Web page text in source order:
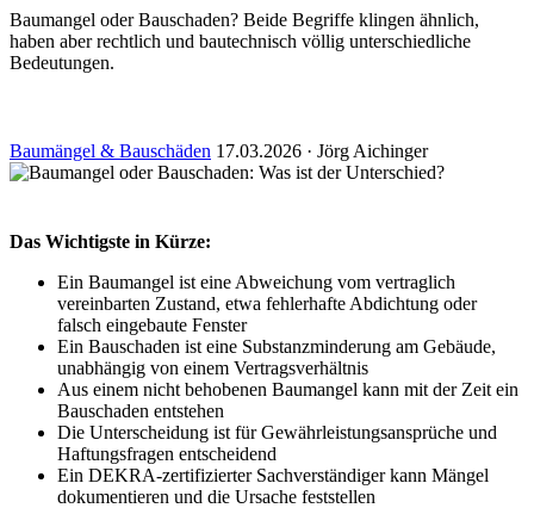
Baumangel oder Bauschaden? Beide Begriffe klingen ähnlich,
haben aber rechtlich und bautechnisch völlig unterschiedliche
Bedeutungen.
Baumängel & Bauschäden 17.03.2026 · Jörg Aichinger
Das Wichtigste in Kürze:
Ein Baumangel ist eine Abweichung vom vertraglich
vereinbarten Zustand, etwa fehlerhafte Abdichtung oder
falsch eingebaute Fenster
Ein Bauschaden ist eine Substanzminderung am Gebäude,
unabhängig von einem Vertragsverhältnis
Aus einem nicht behobenen Baumangel kann mit der Zeit ein
Bauschaden entstehen
Die Unterscheidung ist für Gewährleistungsansprüche und
Haftungsfragen entscheidend
Ein DEKRA-zertifizierter Sachverständiger kann Mängel
dokumentieren und die Ursache feststellen